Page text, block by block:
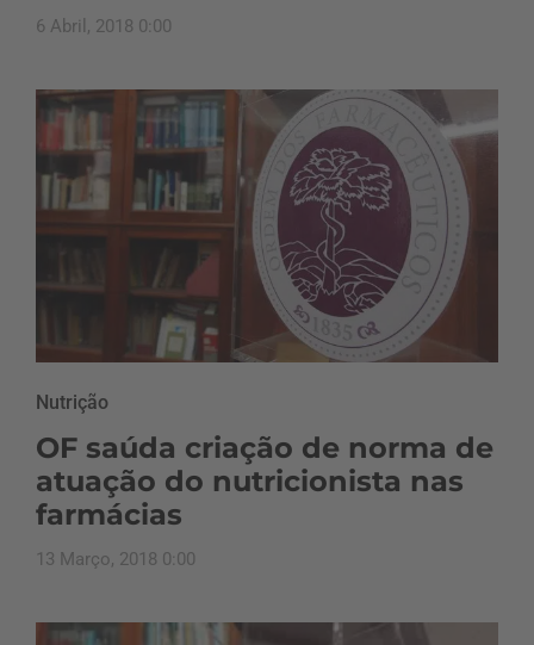
6 Abril, 2018 0:00
Nutrição
OF saúda criação de norma de
atuação do nutricionista nas
farmácias
13 Março, 2018 0:00